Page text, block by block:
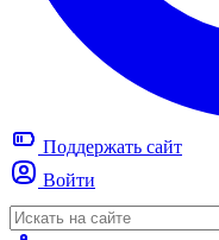
Поддержать сайт
Войти